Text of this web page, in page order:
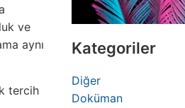
ve
aynı
tercih
Kategoriler
Diğer
Doküman